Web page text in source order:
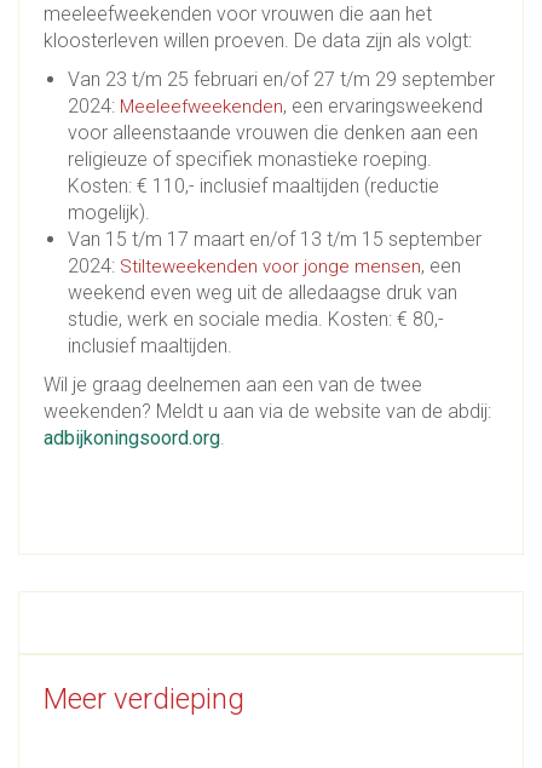
meeleefweekenden voor vrouwen die aan het
kloosterleven willen proeven. De data zijn als volgt:
Van 23 t/m 25 februari en/of 27 t/m 29 september
2024: Meeleefweekenden, een ervaringsweekend
voor alleenstaande vrouwen die denken aan een
religieuze of specifiek monastieke roeping.
Kosten: € 110,- inclusief maaltijden (reductie
mogelijk).
Van 15 t/m 17 maart en/of 13 t/m 15 september
2024: Stilteweekenden voor jonge mensen, een
weekend even weg uit de alledaagse druk van
studie, werk en sociale media. Kosten: € 80,-
inclusief maaltijden.
Wil je graag deelnemen aan een van de twee
weekenden? Meldt u aan via de website van de abdij:
adbijkoningsoord.org
Meer verdieping